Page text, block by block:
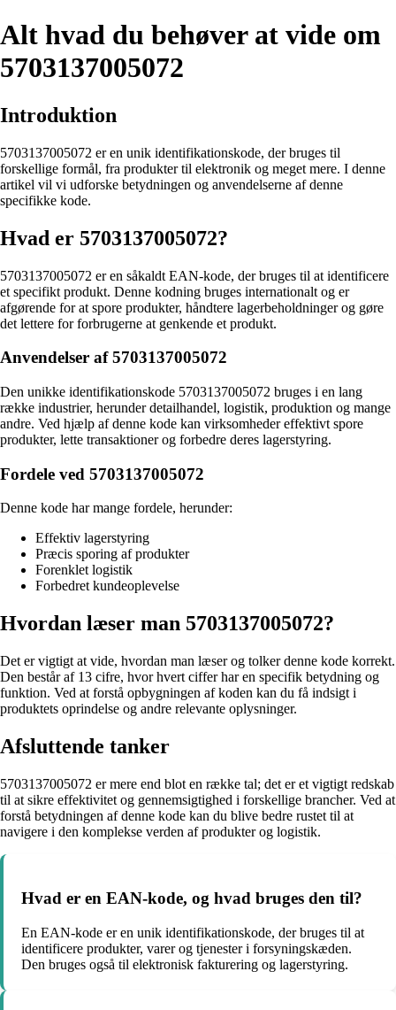
Alt hvad du behøver at vide om
5703137005072
Introduktion
5703137005072 er en unik identifikationskode, der bruges til
forskellige formål, fra produkter til elektronik og meget mere. I denne
artikel vil vi udforske betydningen og anvendelserne af denne
specifikke kode.
Hvad er 5703137005072?
5703137005072 er en såkaldt EAN-kode, der bruges til at identificere
et specifikt produkt. Denne kodning bruges internationalt og er
afgørende for at spore produkter, håndtere lagerbeholdninger og gøre
det lettere for forbrugerne at genkende et produkt.
Anvendelser af 5703137005072
Den unikke identifikationskode 5703137005072 bruges i en lang
række industrier, herunder detailhandel, logistik, produktion og mange
andre. Ved hjælp af denne kode kan virksomheder effektivt spore
produkter, lette transaktioner og forbedre deres lagerstyring.
Fordele ved 5703137005072
Denne kode har mange fordele, herunder:
Effektiv lagerstyring
Præcis sporing af produkter
Forenklet logistik
Forbedret kundeoplevelse
Hvordan læser man 5703137005072?
Det er vigtigt at vide, hvordan man læser og tolker denne kode korrekt.
Den består af 13 cifre, hvor hvert ciffer har en specifik betydning og
funktion. Ved at forstå opbygningen af koden kan du få indsigt i
produktets oprindelse og andre relevante oplysninger.
Afsluttende tanker
5703137005072 er mere end blot en række tal; det er et vigtigt redskab
til at sikre effektivitet og gennemsigtighed i forskellige brancher. Ved at
forstå betydningen af denne kode kan du blive bedre rustet til at
navigere i den komplekse verden af produkter og logistik.
Hvad er en EAN-kode, og hvad bruges den til?
En EAN-kode er en unik identifikationskode, der bruges til at
identificere produkter, varer og tjenester i forsyningskæden.
Den bruges også til elektronisk fakturering og lagerstyring.